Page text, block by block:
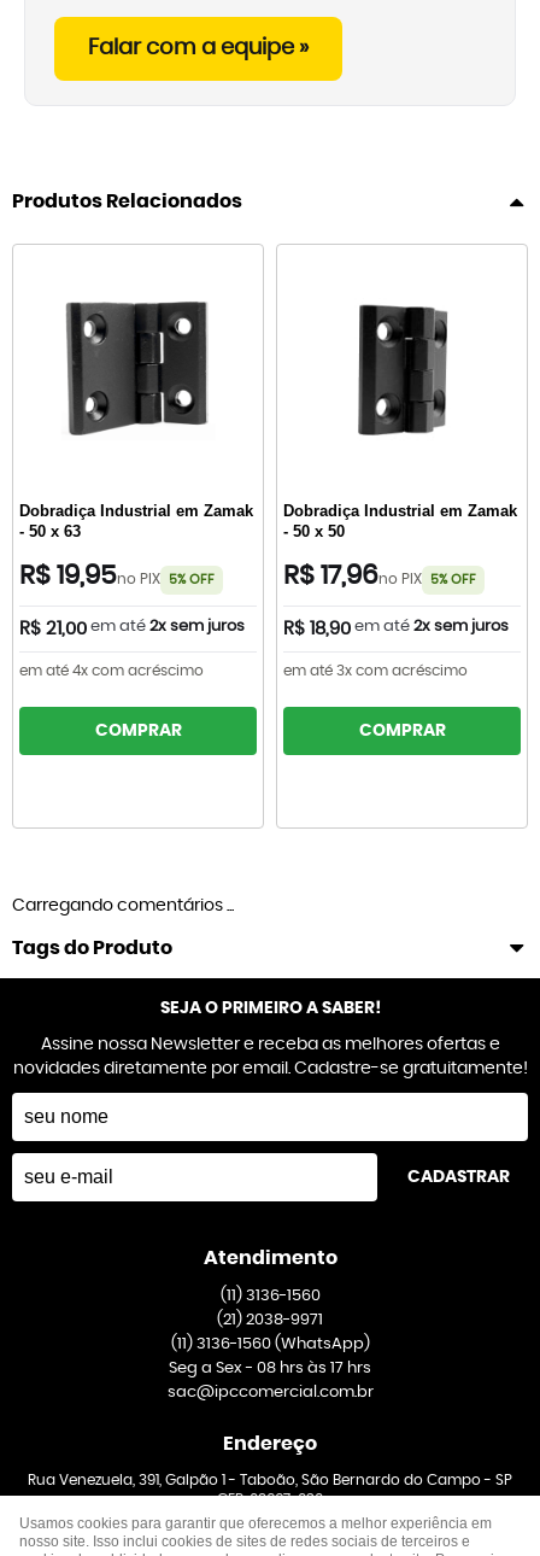
Falar com a equipe »
Produtos Relacionados
Dobradiça Industrial em Zamak
- 50 x 63
R$ 19,95no PIX 5% OFF
R$ 21,00 em até 2x sem juros
em até 4x com acréscimo
COMPRAR
Dobradiça Industrial em Zamak
- 50 x 50
R$ 17,96no PIX 5% OFF
R$ 18,90 em até 2x sem juros
em até 3x com acréscimo
COMPRAR
Carregando comentários ...
Tags do Produto
SEJA O PRIMEIRO A SABER!
Assine nossa Newsletter e receba as melhores ofertas e
novidades diretamente por email. Cadastre-se gratuitamente!
CADASTRAR
Atendimento
(11)3136-1560
(21) 2038-9971
(11)3136-1560 (WhatsApp)
Seg a Sex - 08 hrs às 17 hrs
sac@ipccomercial.com.br
Endereço
Rua Venezuela, 391, Galpão 1 - Taboão, São Bernardo do Campo- SP
CEP: 09667-020
Usamos cookies para garantir que oferecemos a melhor experiência em
nosso site. Isso inclui cookies de sites de redes sociais de terceiros e